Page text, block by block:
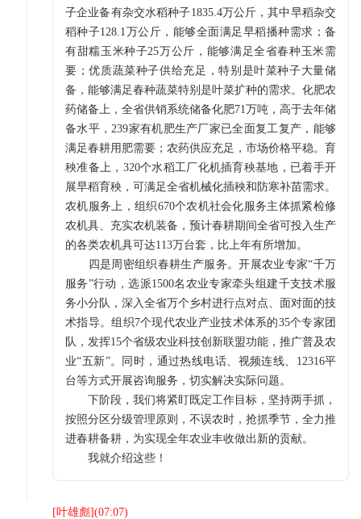
子企业备有杂交水稻种子1835.4万公斤，其中早稻杂交
稻种子128.1万公斤，能够全面满足早稻播种需求；备
有甜糯玉米种子25万公斤，能够满足全省春种玉米需
要；优质蔬菜种子供给充足，特别是叶菜种子大量储
备，能够满足春种蔬菜特别是叶菜扩种的需求。化肥农
药储备上，全省供销系统储备化肥71万吨，高于去年储
备水平，239家有机肥生产厂家已全面复工复产，能够
满足春耕用肥需要；农药供应充足，市场价格平稳。育
秧准备上，320个水稻工厂化机插育秧基地，已着手开
展早稻育秧，可满足全省机械化插秧和防寒补苗需求。
农机服务上，组织670个农机社会化服务主体抓紧检修
农机具、充实农机装备，预计春耕期间全省可投入生产
的各类农机具可达113万台套，比上年有所增加。
四是周密组织春耕生产服务。开展农业专家“千万
服务”行动，选派1500名农业专家牵头组建千支技术服
务小分队，深入全省万个乡村进行点对点、面对面的技
术指导。组织7个现代农业产业技术体系的35个专家团
队，发挥15个省级农业科技创新联盟功能，推广普及农
业“五新”。同时，通过热线电话、视频连线、12316平
台等方式开展咨询服务，切实解决实际问题。
下阶段，我们将紧盯既定工作目标，坚持两手抓，
按照分区分级管理原则，不误农时，抢抓季节，全力推
进春耕备耕，为实现全年农业丰收做出新的贡献。
我就介绍这些！
[叶雄彪](07:07)